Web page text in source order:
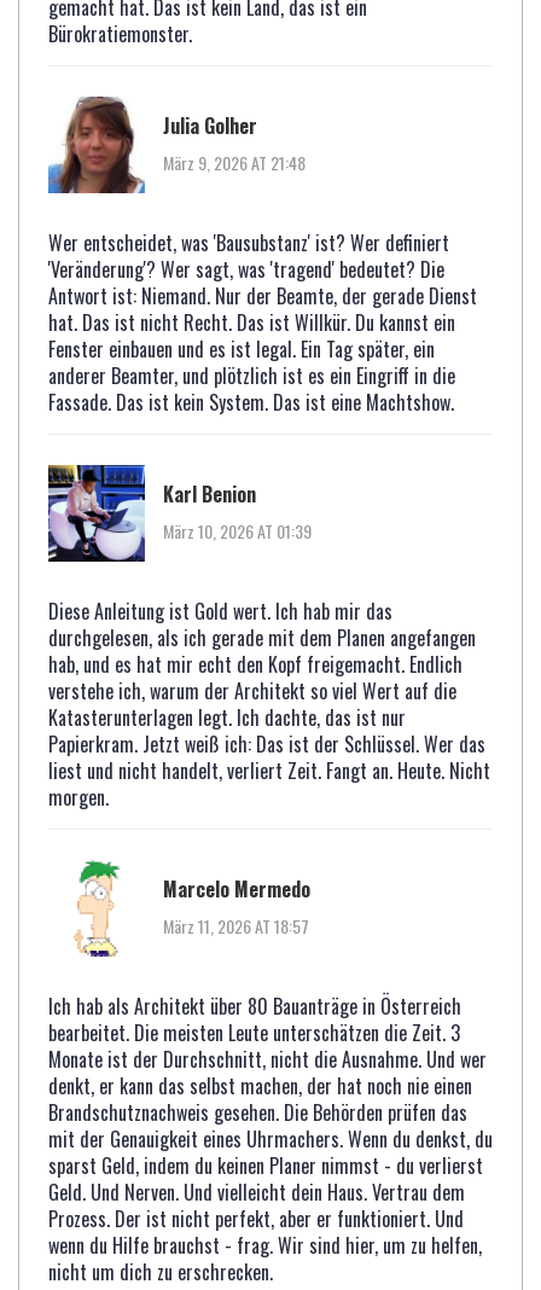
gemacht hat. Das ist kein Land, das ist ein
Bürokratiemonster.
Julia Golher
März 9, 2026 AT 21:48
Wer entscheidet, was 'Bausubstanz' ist? Wer definiert
'Veränderung'? Wer sagt, was 'tragend' bedeutet? Die
Antwort ist: Niemand. Nur der Beamte, der gerade Dienst
hat. Das ist nicht Recht. Das ist Willkür. Du kannst ein
Fenster einbauen und es ist legal. Ein Tag später, ein
anderer Beamter, und plötzlich ist es ein Eingriff in die
Fassade. Das ist kein System. Das ist eine Machtshow.
Karl Benion
März 10, 2026 AT 01:39
Diese Anleitung ist Gold wert. Ich hab mir das
durchgelesen, als ich gerade mit dem Planen angefangen
hab, und es hat mir echt den Kopf freigemacht. Endlich
verstehe ich, warum der Architekt so viel Wert auf die
Katasterunterlagen legt. Ich dachte, das ist nur
Papierkram. Jetzt weiß ich: Das ist der Schlüssel. Wer das
liest und nicht handelt, verliert Zeit. Fangt an. Heute. Nicht
morgen.
Marcelo Mermedo
März 11, 2026 AT 18:57
Ich hab als Architekt über 80 Bauanträge in Österreich
bearbeitet. Die meisten Leute unterschätzen die Zeit. 3
Monate ist der Durchschnitt, nicht die Ausnahme. Und wer
denkt, er kann das selbst machen, der hat noch nie einen
Brandschutznachweis gesehen. Die Behörden prüfen das
mit der Genauigkeit eines Uhrmachers. Wenn du denkst, du
sparst Geld, indem du keinen Planer nimmst - du verlierst
Geld. Und Nerven. Und vielleicht dein Haus. Vertrau dem
Prozess. Der ist nicht perfekt, aber er funktioniert. Und
wenn du Hilfe brauchst - frag. Wir sind hier, um zu helfen,
nicht um dich zu erschrecken.